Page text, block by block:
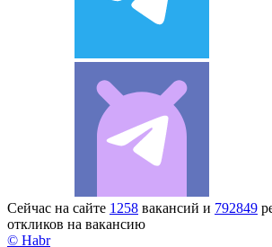
Сейчас на сайте 1258 вакансий и 792849
откликов на вакансию
© Habr